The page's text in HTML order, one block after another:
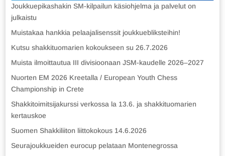
Joukkuepikashakin SM-kilpailun käsiohjelma ja palvelut on
julkaistu
Muistakaa hankkia pelaajalisenssit joukkuebliksteihin!
Kutsu shakkituomarien kokoukseen su 26.7.2026
Muista ilmoittautua III divisioonaan JSM-kaudelle 2026–2027
Nuorten EM 2026 Kreetalla / European Youth Chess
Championship in Crete
Shakkitoimitsijakurssi verkossa la 13.6. ja shakkituomarien
kertauskoe
Suomen Shakkiliiton liittokokous 14.6.2026
Seurajoukkueiden eurocup pelataan Montenegrossa